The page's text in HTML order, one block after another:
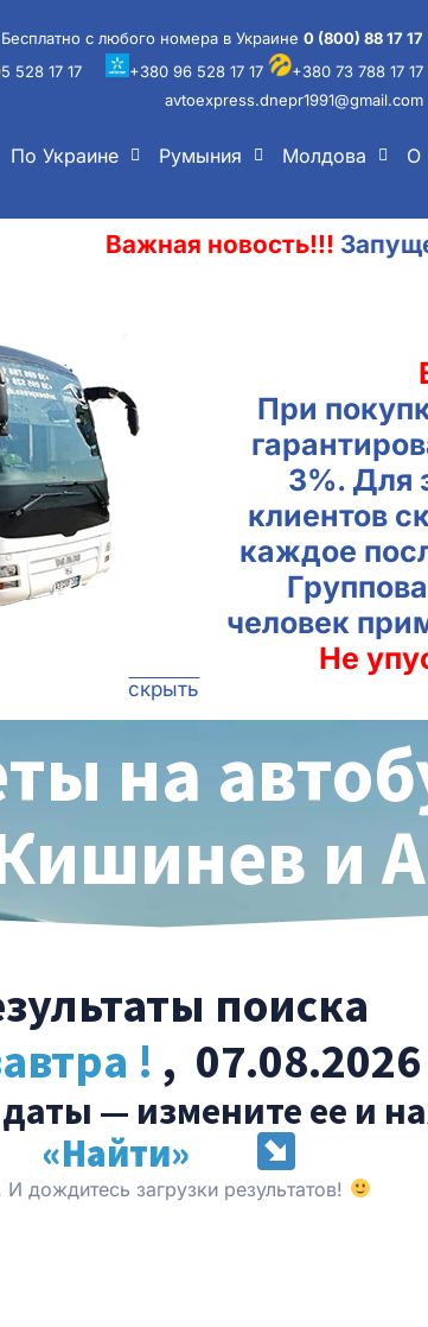
Бесплатно с любого номера в Украине0 (800) 88 17 17
528 17 17 +380 96 528 17 17
+380 73 788 17 17
avtoexpress.dnepr1991@gmail.com
По Украине Румыния Молдова О
Важная новость!!!Запущен
При
3%. Для
клиентов
каждое
человек
Не
скрыть
на
и
поиска
! , 07.08.2026
— измените ее и
«Найти»
дождитесь загрузки результатов!